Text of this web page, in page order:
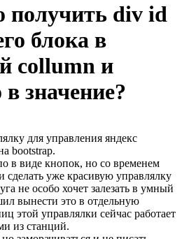
div id
блока в
collumn и
в значение?
для управления яндекс
bootstrap.
в виде кнопок, но со временем
уже красивую управлялку
не особо хочет залезать в умный
вынести это в отдельную
этой управлялки сейчас работает
из станций.